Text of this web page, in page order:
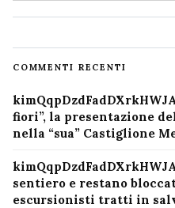
COMMENTI RECENTI
fiori”, la presentazione
nella “sua” Castiglione
sentiero e restano
escursionisti tratti in